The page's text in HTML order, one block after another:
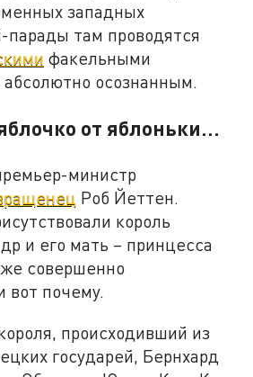
западных
парады там проводятся
факельными
осознанным.
от яблоньки…
министр
Роб Йеттен.
король
и его мать – принцесса
совершенно
вот почему.
происходивший из
государей, Бернхард